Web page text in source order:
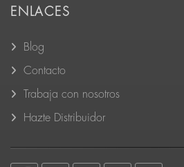
ENLACES
Blog
Contacto
Trabaja con nosotros
Hazte Distribuidor